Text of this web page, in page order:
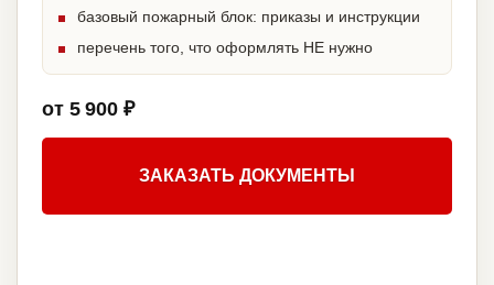
базовый пожарный блок: приказы и инструкции
перечень того, что оформлять НЕ нужно
от 5 900 ₽
ЗАКАЗАТЬ ДОКУМЕНТЫ